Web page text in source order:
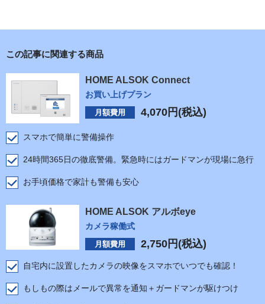
この記事に関連する商品
HOME ALSOK Connect
お買い上げプラン
月額費用 4,070 円(税込)
スマホで簡単に警備操作
24時間365日の徹底警備。緊急時にはガードマンが現場に急行
お手頃価格で家計も警備も安心
HOME ALSOK アルボeye
カメラ稼働式
月額費用 2,750 円(税込)
自宅内に設置したカメラの映像をスマホでいつでも確認！
もしもの際はメールで異常を通知＋ガードマンが駆けつけ